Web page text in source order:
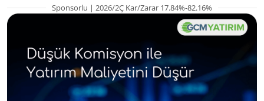
Sponsorlu | 2026/2Ç Kar/Zarar 17.84%-82.16%